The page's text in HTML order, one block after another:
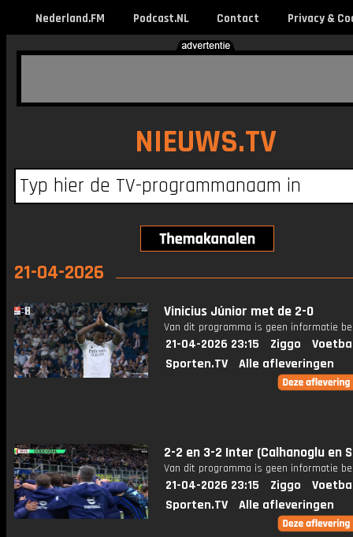
Nederland.FM Podcast.NL Contact Privacy &
NIEUWS.TV
21-04-2026
Vinicius Júnior met de 2-0
Van dit programma is geen informatie
21-04-2026 23:15 Ziggo
Sporten.TV
Alle afleveringen
2-2 en 3-2 Inter (Calhanoglu en
Van dit programma is geen informatie
21-04-2026 23:15 Ziggo
Sporten.TV
Alle afleveringen